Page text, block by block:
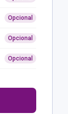
Opcional
Opcional
Opcional